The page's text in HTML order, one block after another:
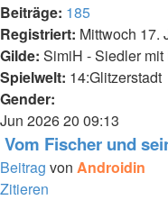
Beiträge: 185
Registriert: Mittwoch 17.
Gilde: SimiH - Siedler mit
Spielwelt: 14:Glitzerstadt
Gender:
Jun 202620 09:13
Vom Fischer und
Beitrag von Androidin
Zitieren